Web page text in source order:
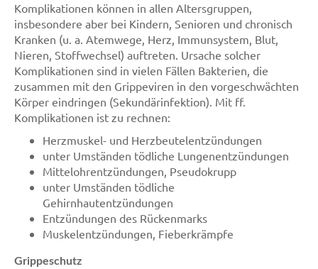
Komplikationen können in allen Altersgruppen,
insbesondere aber bei Kindern, Senioren und chronisch
Kranken (u. a. Atemwege, Herz, Immunsystem, Blut,
Nieren, Stoffwechsel) auftreten. Ursache solcher
Komplikationen sind in vielen Fällen Bakterien, die
zusammen mit den Grippeviren in den vorgeschwächten
Körper eindringen (Sekundärinfektion). Mit ff.
Komplikationen ist zu rechnen:
Herzmuskel- und Herzbeutelentzündungen
unter Umständen tödliche Lungenentzündungen
Mittelohrentzündungen, Pseudokrupp
unter Umständen tödliche
Gehirnhautentzündungen
Entzündungen des Rückenmarks
Muskelentzündungen, Fieberkrämpfe
Grippeschutz